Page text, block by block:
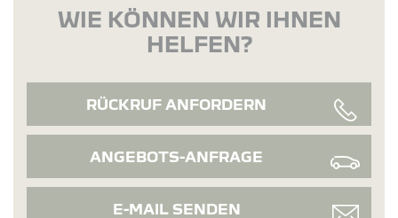
WIE KÖNNEN WIR IHNEN
HELFEN?
RÜCKRUF ANFORDERN
ANGEBOTS-ANFRAGE
E-MAIL SENDEN